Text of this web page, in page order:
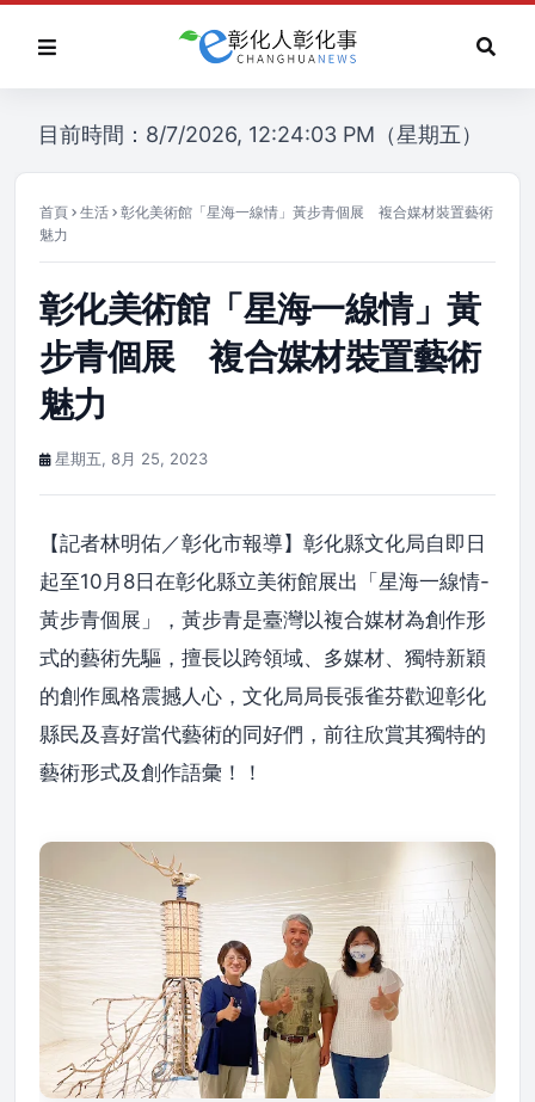
目前時間：8/7/2026, 12:24:03 PM（星期五）
首頁 生活
彰化美術館「星海一線情」黃步青個展 複合媒材裝置藝術
魅力
彰化美術館「星海一線情」黃
步青個展 複合媒材裝置藝術
魅力
星期五, 8月 25, 2023
【記者林明佑／彰化市報導】彰化縣文化局自即日
起至10月8日在彰化縣立美術館展出「星海一線情-
黃步青個展」，黃步青是臺灣以複合媒材為創作形
式的藝術先驅，擅長以跨領域、多媒材、獨特新穎
的創作風格震撼人心，文化局局長張雀芬歡迎彰化
縣民及喜好當代藝術的同好們，前往欣賞其獨特的
藝術形式及創作語彙！！